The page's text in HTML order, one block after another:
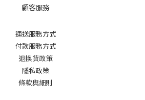
顧客服務
運送服務方式
付款服務方式
退換貨政策
隱私政策
條款與細則